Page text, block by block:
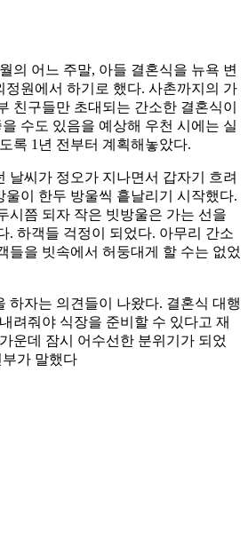
의 어느 주말, 아들 결혼식을 뉴욕 변
정원에서 하기로 했다. 사촌까지의 가
친구들만 초대되는 간소한 결혼식이
수도 있음을 예상해 우천 시에는 실
록 1년 전부터 계획해놓았다.
날씨가 정오가 지나면서 갑자기 흐려
울이 한두 방울씩 흩날리기 시작했다.
시쯤 되자 작은 빗방울은 가는 선을
. 하객들 걱정이 되었다. 아무리 간소
들을 빗속에서 허둥대게 할 수는 없었
하자는 의견들이 나왔다. 결혼식 대행
려줘야 식장을 준비할 수 있다고 재
운데 잠시 어수선한 분위기가 되었
가 말했다